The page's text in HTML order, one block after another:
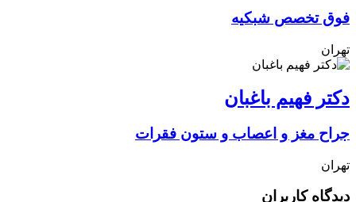
فوق تخصص شبکیه
تهران
دکتر فهیم باغبان
جراح مغز و اعصاب و ستون فقرات
تهران
دیدگاه کاربران